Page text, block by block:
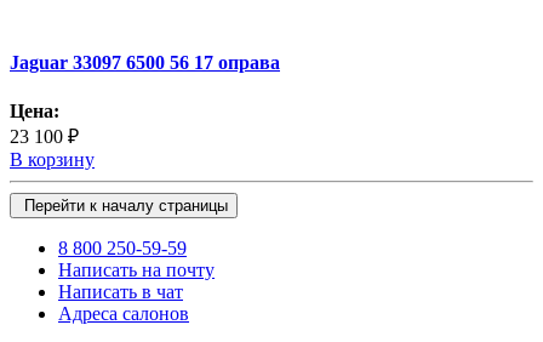
Jaguar 33097 6500 56 17 оправа
Цена:
23 100 ₽
В корзину
Перейти к началу страницы
8 800 250-59-59
Написать на почту
Написать в чат
Адреса салонов